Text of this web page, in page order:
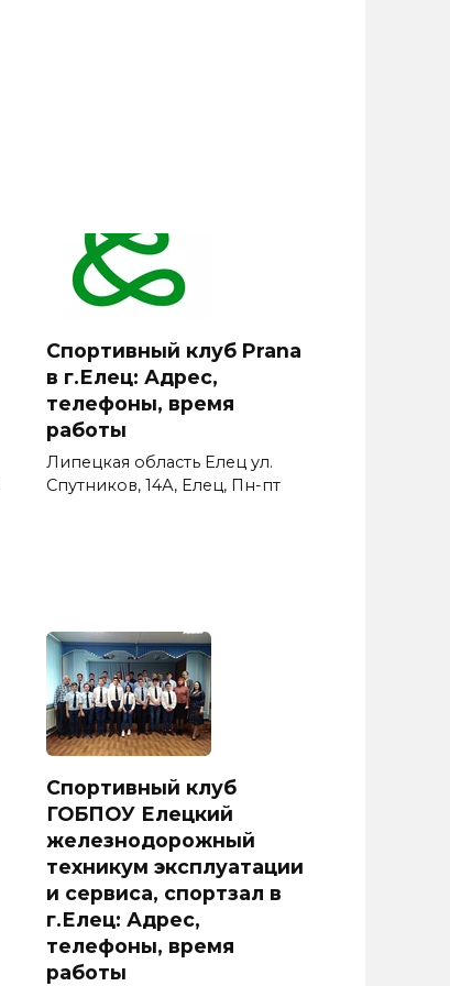
Спортивный клуб Prana
в г.Елец: Адрес,
телефоны, время
работы
Липецкая область Елец ул.
Спутников, 14А, Елец, Пн-пт
Спортивный клуб
ГОБПОУ Елецкий
железнодорожный
техникум эксплуатации
и сервиса, спортзал в
г.Елец: Адрес,
телефоны, время
работы